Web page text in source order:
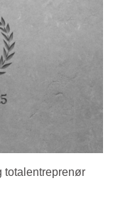
totalentreprenør